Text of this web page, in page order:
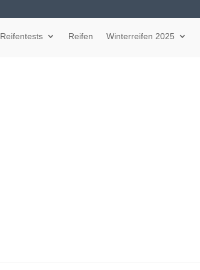
Reifentests Reifen Winterreifen 2025